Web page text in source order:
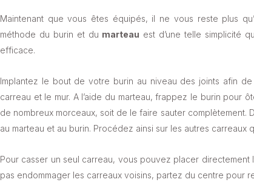
Maintenant que vous êtes équipés, il ne vous reste plus
méthode du burin et du marteau est d’une telle simplicité
efficace.
Implantez le bout de votre burin au niveau des joints afin
carreau et le mur. A l’aide du marteau, frappez le burin
de nombreux morceaux, soit de le faire sauter complètement.
au marteau et au burin. Procédez ainsi sur les autres carreaux
Pour casser un seul carreau, vous pouvez placer
pas endommager les carreaux voisins, partez du centre pour